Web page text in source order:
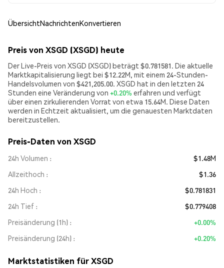
ÜbersichtNachrichtenKonvertieren
Preis von XSGD (XSGD) heute
Der Live-Preis von XSGD (XSGD) beträgt $0.781581. Die aktuelle
Marktkapitalisierung liegt bei $12.22M, mit einem 24-Stunden-
Handelsvolumen von $421,205.00. XSGD hat in den letzten 24
Stunden eine Veränderung von +0.20% erfahren und verfügt
über einen zirkulierenden Vorrat von etwa 15.64M. Diese Daten
werden in Echtzeit aktualisiert, um die genauesten Marktdaten
bereitzustellen.
Preis-Daten von XSGD
24h Volumen
$1.48M
Allzeithoch
$1.36
24h Hoch
$0.781831
24h Tief
$0.779408
Preisänderung (1h)
+0.00%
Preisänderung (24h)
+0.20%
Marktstatistiken für XSGD